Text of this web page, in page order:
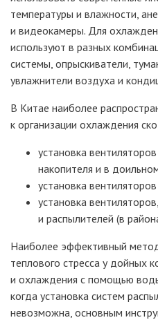
температуры и влажности,
и видеокамеры. Для
используют в разных
системы, опрыскиватели,
увлажнители воздуха и
В Китае наиболее
к организации охлаждения
установка
накопителя и в
установка
установка
и распылителей (в
Наиболее эффективный
теплового стресса у дойных
и охлаждения с помощью
когда установка систем
невозможна, основным